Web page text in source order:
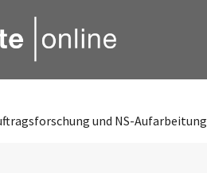
und NS-Aufarbeitung